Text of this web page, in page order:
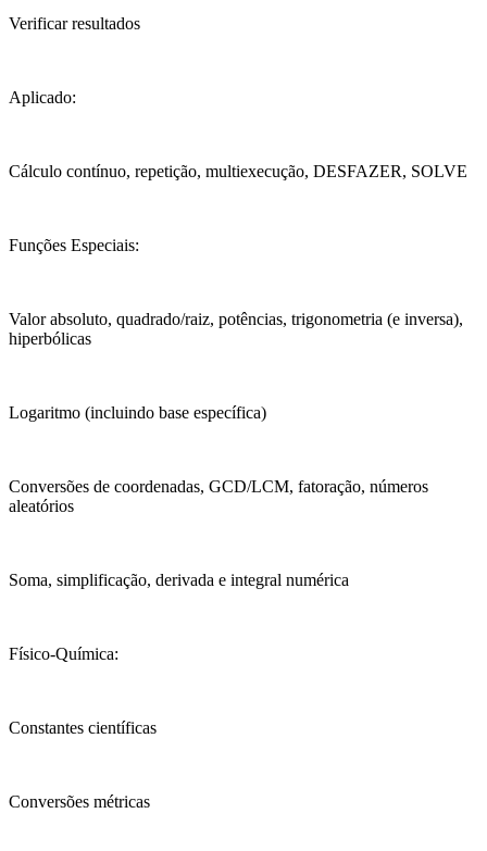
Verificar resultados
Aplicado:
Cálculo contínuo, repetição, multiexecução, DESFAZER, SOLVE
Funções Especiais:
Valor absoluto, quadrado/raiz, potências, trigonometria (e inversa),
hiperbólicas
Logaritmo (incluindo base específica)
Conversões de coordenadas, GCD/LCM, fatoração, números
aleatórios
Soma, simplificação, derivada e integral numérica
Físico-Química:
Constantes científicas
Conversões métricas